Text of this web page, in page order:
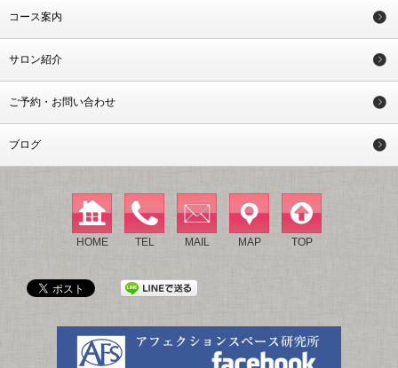
コース案内
サロン紹介
ご予約・お問い合わせ
ブログ
HOME TEL MAIL MAP TOP